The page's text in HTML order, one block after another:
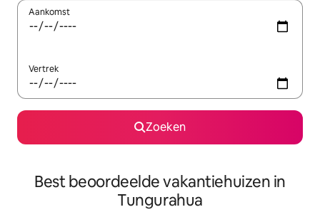
Aankomst
Vertrek
Zoeken
Best beoordeelde vakantiehuizen in
Tungurahua